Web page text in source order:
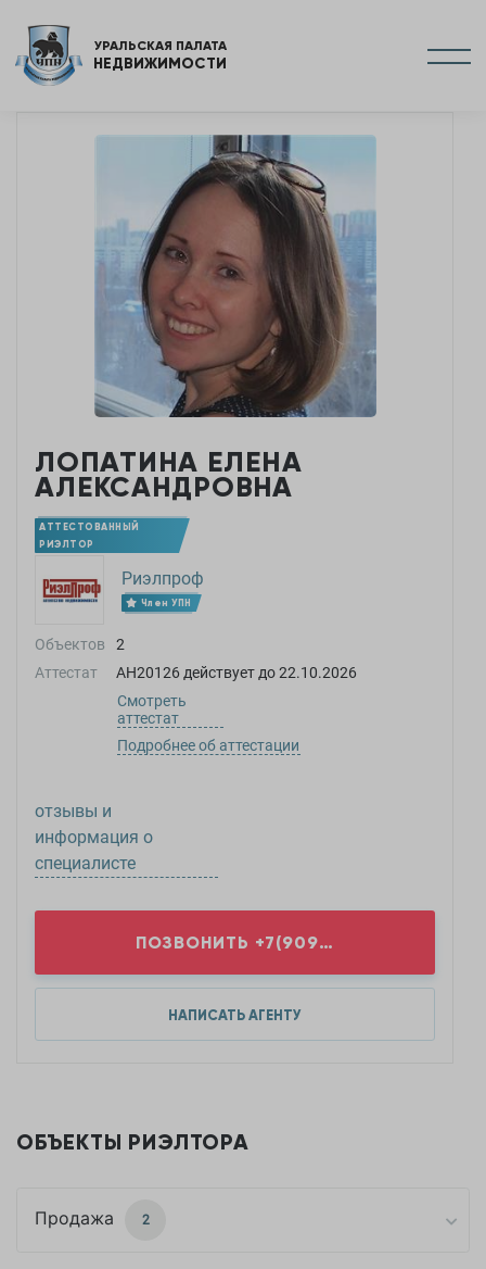
УРАЛЬСКАЯ ПАЛАТА
НЕДВИЖИМОСТИ
ЛОПАТИНА ЕЛЕНА
АЛЕКСАНДРОВНА
АТТЕСТОВАННЫЙ
РИЭЛТОР
Риэлпроф
Член УПН
Объектов
2
Аттестат
АН20126 действует до22.10.2026
Смотреть
аттестат
Подробнее об аттестации
отзывы и
информация о
специалисте
ПОЗВОНИТЬ +7(909)0...
НАПИСАТЬ АГЕНТУ
ОБЪЕКТЫ РИЭЛТОРА
Продажа 2